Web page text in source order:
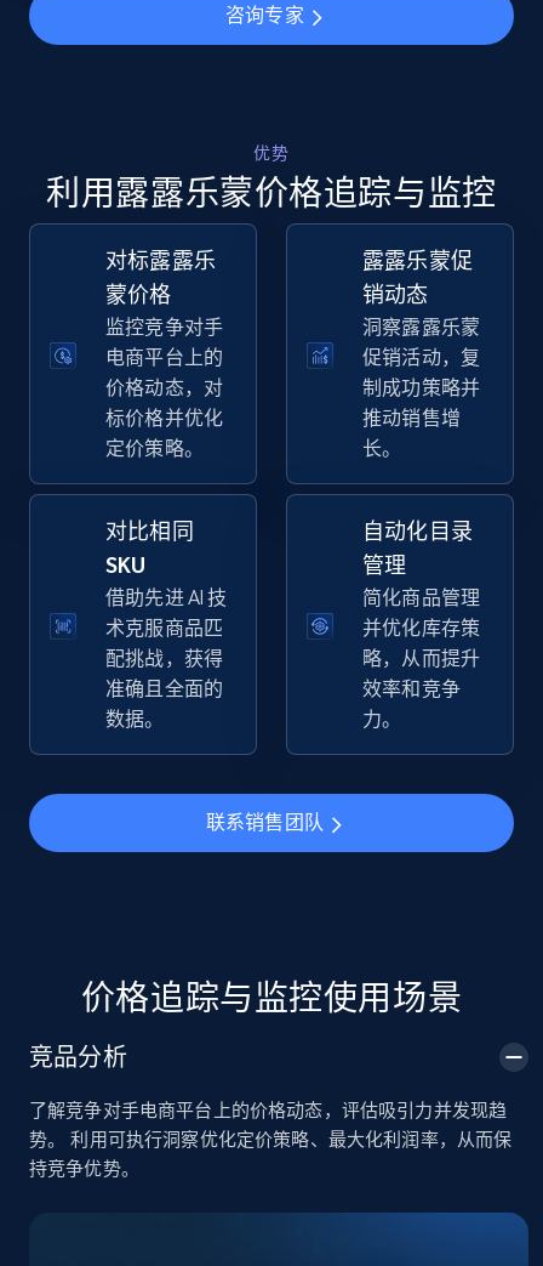
5.6K+ 874+ 立即开始
Walmart - products - Collects products by
specific keywords
URL, Final price, Sku, Currency, Gtin,
Specifications, Image urls, Top reviews, and
more.
5.6K+ 874+ 立即开始
using sku numbers
URL, Final price, Sku, Currency, Gtin,
Specifications, Image urls, Top reviews, and
more.
5.6K+ 874+ 立即开始
URL, Title, Available, Description, Currency, Initial
price, Final price, Discount percent, and more.
URL, Title, Available, Description, Currency, Initial
5.4K+ 667+ 立即开始
咨询专家
优势
利用露露乐蒙价格追踪与监控
对标露露乐
蒙价格
监控竞争对手
电商平台上的
价格动态，对
标价格并优化
定价策略。
露露乐蒙促
销动态
洞察露露乐蒙
促销活动，复
制成功策略并
推动销售增
长。
对比相同
SKU
借助先进 AI 技
术克服商品匹
配挑战，获得
准确且全面的
数据。
自动化目录
管理
简化商品管理
并优化库存策
略，从而提升
效率和竞争
力。
联系销售团队
价格追踪与监控使用场景
竞品分析
了解竞争对手电商平台上的价格动态，评估吸引力并发现趋
势。 利用可执行洞察优化定价策略、最大化利润率，从而保
持竞争优势。